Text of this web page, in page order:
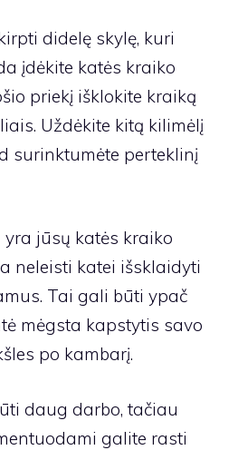
didelę skylę, kuri
įdėkite katės kraiko
priekį išklokite kraiką
Uždėkite kitą kilimėlį
surinktumėte perteklinį
jūsų katės kraiko
neleisti katei išsklaidyti
Tai gali būti ypač
mėgsta kapstytis savo
po kambarį.
daug darbo, tačiau
galite rasti